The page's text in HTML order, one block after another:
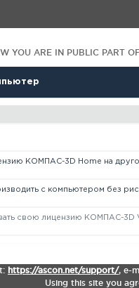
YOU ARE IN PUBLIC PART
КОМПАС-3D Home на
с компьютером без
свою лицензию КОМПАС-3D
https://ascon.net/support/, e-
Using this site you